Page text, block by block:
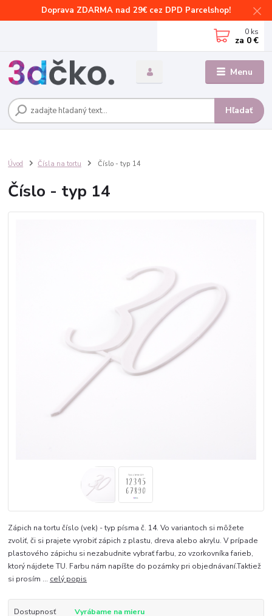
Doprava ZDARMA nad 29€ cez DPD Parcelshop!
Menu
Hľadať
0 ks
za 0 €
Úvod Čísla na tortu Číslo - typ 14
Číslo - typ 14
Zápich na tortu číslo (vek) - typ písma č. 14. Vo variantoch si môžete
zvoliť, či si prajete vyrobiť zápich z plastu, dreva alebo akrylu. V prípade
plastového zápichu si nezabudnite vybrať farbu, zo vzorkovníka farieb,
ktorý nájdete TU. Farbu nám napíšte do pozámky pri objednávaní.Taktiež
si prosím ... celý popis
Dostupnosť
Vyrábame na mieru